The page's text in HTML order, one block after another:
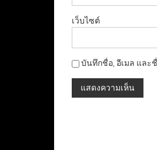
เว็บไซต์
บันทึกชื่อ, อีเมล และ